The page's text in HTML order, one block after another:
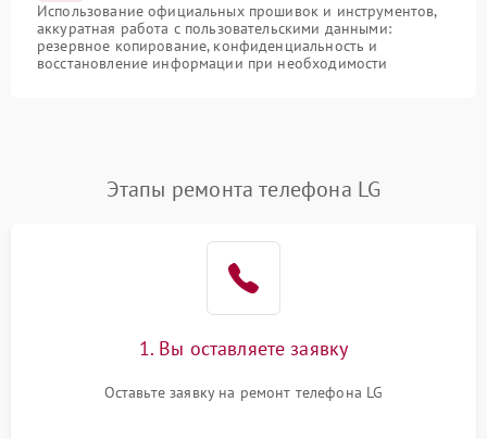
Использование официальных прошивок и инструментов,
аккуратная работа с пользовательскими данными:
резервное копирование, конфиденциальность и
восстановление информации при необходимости
Этапы ремонта телефона LG
1. Вы оставляете заявку
Оставьте заявку на ремонт телефона LG